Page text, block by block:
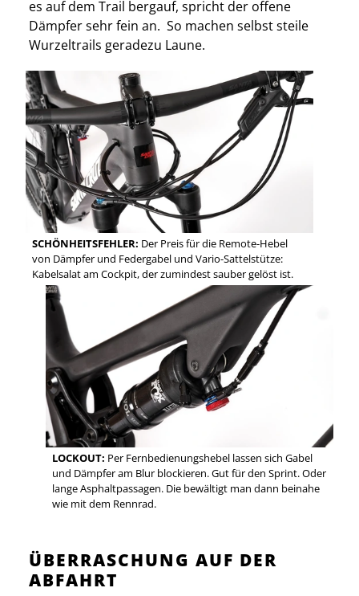
es auf dem Trail bergauf, spricht der offene
Dämpfer sehr fein an. So machen selbst steile
Wurzeltrails geradezu Laune.
SCHÖNHEITSFEHLER: Der Preis für die Remote-Hebel
von Dämpfer und Federgabel und Vario-Sattelstütze:
Kabelsalat am Cockpit, der zumindest sauber gelöst ist.
LOCKOUT: Per Fernbedienungshebel lassen sich Gabel
und Dämpfer am Blur blockieren. Gut für den Sprint. Oder
lange Asphaltpassagen. Die bewältigt man dann beinahe
wie mit dem Rennrad.
ÜBERRASCHUNG AUF DER
ABFAHRT